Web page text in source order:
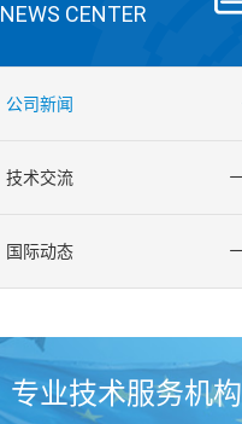
NEWS CENTER
公司新闻
技术交流
国际动态
专业技术服务机构